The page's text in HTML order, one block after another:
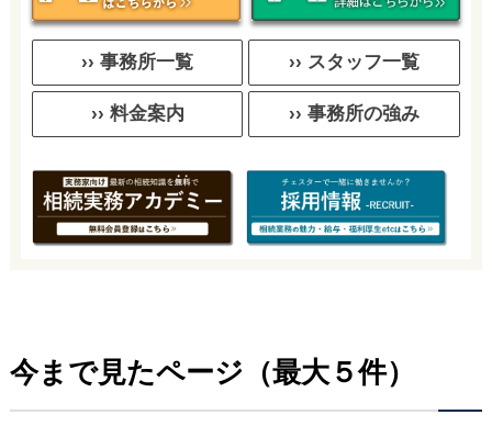
›› 事務所一覧 ›› スタッフ一覧
›› 料金案内 ›› 事務所の強み
今まで見たページ（最大５件）